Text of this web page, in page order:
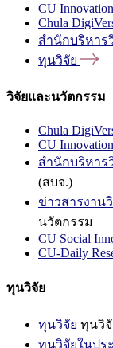
CU Innovation
Chula
สำนักบริหาร
ทุนวิจัย
วิจัยและนวัตกรรม
Chula
CU
สำนักบริหาร
(สบจ.)
ข่าวสารงาน
นวัตกรรม
CU Social
CU-Daily
ทุนวิจัย
ทุนวิจัย ทุนวิ
ทุนวิจัยในปร